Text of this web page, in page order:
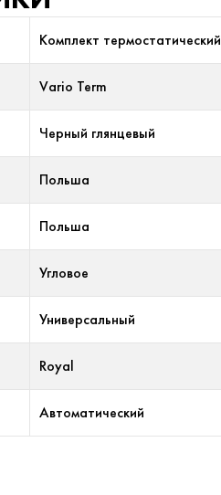
Комплект термостатический
Vario Term
Черный глянцевый
Польша
Польша
Угловое
Универсальный
Royal
Автоматический